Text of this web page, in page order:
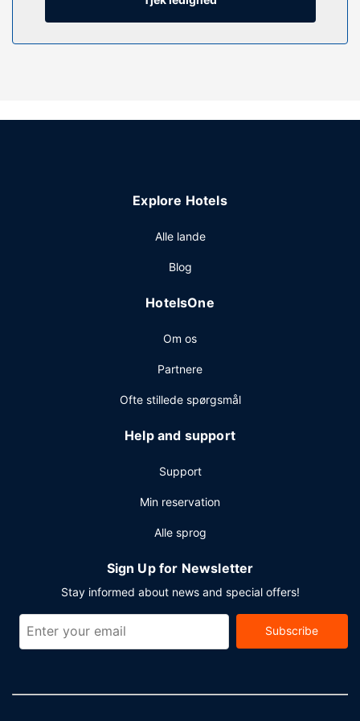
Ejendomsfacilitet
Der tilbydes fuld spaservice, hvor du kan slappe af og
babysitning (tillægsgebyr).
eller bliv på værelset, hvor der er mulighed for roomservice
dagligt fra kl. 07.00 til kl. 11.00.
internetforbindelse via kabel, et døgnåbent
Planlægger du et arrangement i Rom? På dette hotel er
bestående af konferencelokaler og mødelokaler.
Selvstændig parkering (tillægsgebyr) er til rådighed på
Explore Hotels
Alle lande
Blog
HotelsOne
Om os
Partnere
Ofte stillede spørgsmål
Help and support
Support
Min reservation
Alle sprog
Sign Up for Newsletter
Stay informed about news and special offers!
Subscribe